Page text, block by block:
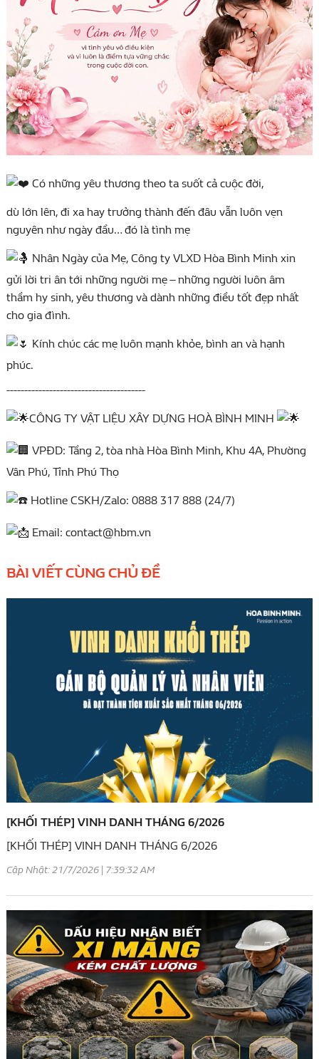
Có những yêu thương theo ta suốt cả cuộc đời,
dù lớn lên, đi xa hay trưởng thành đến đâu vẫn luôn vẹn
nguyên như ngày đầu… đó là tình mẹ
Nhân Ngày của Mẹ, Công ty VLXD Hòa Bình Minh xin
gửi lời tri ân tới những người mẹ – những người luôn âm
thầm hy sinh, yêu thương và dành những điều tốt đẹp nhất
cho gia đình.
Kính chúc các mẹ luôn mạnh khỏe, bình an và hạnh
phúc.
---------------------------------------
CÔNG TY VẬT LIỆU XÂY DỰNG HOÀ BÌNH MINH
VPĐD: Tầng 2, tòa nhà Hòa Bình Minh, Khu 4A, Phường
Vân Phú, Tỉnh Phú Thọ
Hotline CSKH/Zalo: 0888 317 888 (24/7)
Email: contact@hbm.vn
BÀI VIẾT CÙNG CHỦ ĐỀ
[KHỐI THÉP] VINH DANH THÁNG 6/2026
[KHỐI THÉP] VINH DANH THÁNG 6/2026
Cập Nhật: 21/7/2026 | 7:39:32 AM